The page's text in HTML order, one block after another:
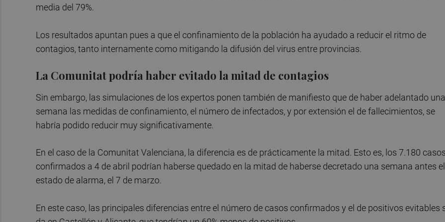
media del 79%.
Los resultados apuntan pues a que el confinamiento de la población ha ayudado a reducir el ritmo de
contagios, tanto internamente como mitigando la difusión del virus entre provincias.
La Comunitat podría haber evitado la mitad de contagios
Sin embargo, las simulaciones de los expertos ponen también de manifiesto que de haber adelantado una
semana las medidas de confinamiento, el número de infectados, y por extensión el de fallecimientos, se
habría podido reducir muy significativamente.
En el caso de la Comunitat Valenciana, la diferencia es de prácticamente la mitad. Esto es, los 7.180 casos
confirmados a 4 de abril podrían haberse quedado en la mitad de haberse decretado una semana antes el
estado de alarma, el 7 de marzo.
En este caso, las principales diferencias entre el número de casos confirmados y el de positivos evitables